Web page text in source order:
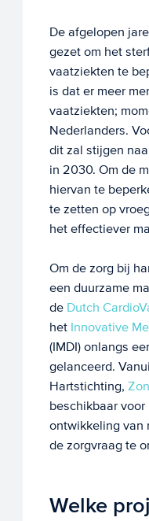
De afgelopen
gezet om het
vaatziekten te
is dat er meer
vaatziekten;
Nederlanders.
dit zal stijgen
in 2030. Om de
hiervan te
te zetten op
het effectiever
Om de zorg bij
een duurzame
de Dutch
het Innovative
(IMDI) onlangs
gelanceerd.
Hartstichting,
beschikbaar
ontwikkeling van
de zorgvraag te
Welke